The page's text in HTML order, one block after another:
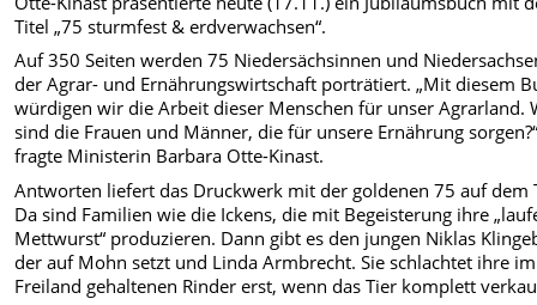
Titel „75 sturmfest & erdverwachsen“.
Auf 350 Seiten werden 75 Niedersächsinnen und
der Agrar- und Ernährungswirtschaft porträtiert. „Mit diesem
würdigen wir die Arbeit dieser Menschen für unser Agrarland.
sind die Frauen und Männer, die für unsere Ernährung
fragte Ministerin Barbara Otte-Kinast.
Antworten liefert das Druckwerk mit der goldenen 75 auf dem
Da sind Familien wie die Ickens, die mit Begeisterung ihre
Mettwurst“ produzieren. Dann gibt es den jungen Niklas
der auf Mohn setzt und Linda Armbrecht. Sie schlachtet ihre im
Freiland gehaltenen Rinder erst, wenn das Tier komplett